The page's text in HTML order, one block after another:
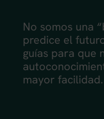
No somos una
predice el
guías para que
mayor facilidad.